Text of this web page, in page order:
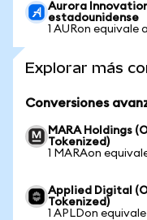
Aurora
estadounidense
1 AURon equivale
Explorar más
Conversiones
MARA Holdings
Tokenized)
1 MARAon
Applied Digital
Tokenized)
1 APLDon